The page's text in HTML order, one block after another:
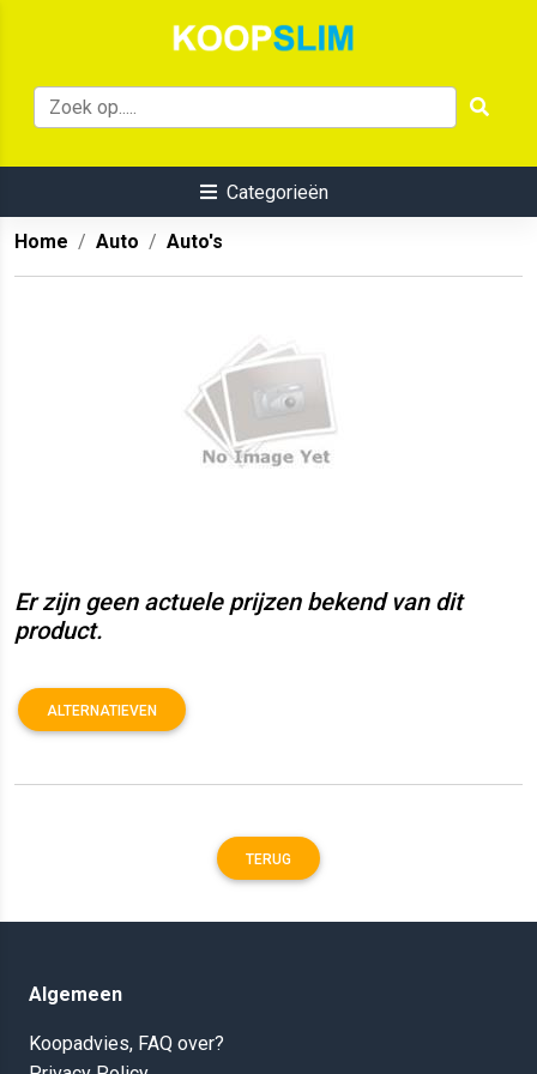
Categorieën
Home Auto Auto's
Er zijn geen actuele prijzen bekend van dit
product.
ALTERNATIEVEN
TERUG
Algemeen
Koopadvies, FAQ over?